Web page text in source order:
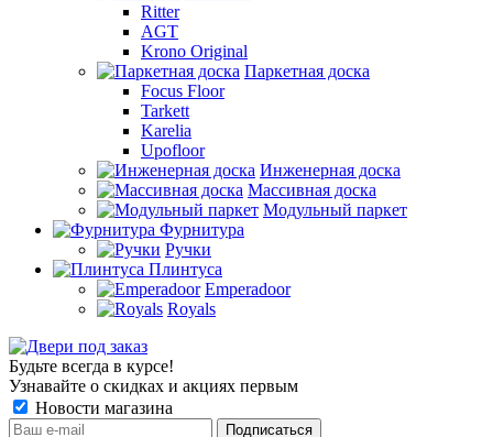
Ritter
AGT
Krono Original
Паркетная доска
Focus Floor
Tarkett
Karelia
Upofloor
Инженерная доска
Массивная доска
Модульный паркет
Фурнитура
Ручки
Плинтуса
Emperadoor
Royals
Будьте всегда в курсе!
Узнавайте о скидках и акциях первым
Новости магазина